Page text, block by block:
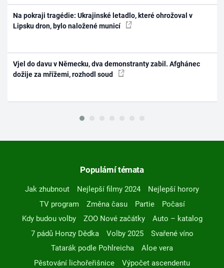
Na pokraji tragédie: Ukrajinské letadlo, které ohrožoval v
Lipsku dron, bylo naložené municí
Vjel do davu v Německu, dva demonstranty zabil. Afghánec
dožije za mřížemi, rozhodl soud
Populární témata
Jak zhubnout Nejlepší filmy 2024
Nejlepší horory
TV program
Změna času Partie
Počasí
Kdy budou volby
ZOO Nové začátky
Auto – katalog
7 pádů Honzy Dědka
Volby 2025
Svařené víno
Tatarák podle Pohlreicha
Aloe vera
Pěstování lichořeřišnice
Výpočet ascendentu